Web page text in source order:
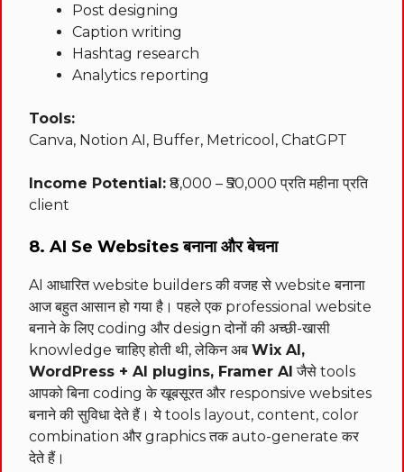
Post designing
Caption writing
Hashtag research
Analytics reporting
Tools:
Canva, Notion AI, Buffer, Metricool, ChatGPT
Income Potential: ₹8,000 – ₹50,000 प्रति महीना प्रति
client
8. AI Se Websites बनाना और बेचना
AI आधारित website builders की वजह से website बनाना
आज बहुत आसान हो गया है। पहले एक professional website
बनाने के लिए coding और design दोनों की अच्छी-खासी
knowledge चाहिए होती थी, लेकिन अब Wix AI,
WordPress + AI plugins, Framer AI जैसे tools
आपको बिना coding के खूबसूरत और responsive websites
बनाने की सुविधा देते हैं। ये tools layout, content, color
combination और graphics तक auto-generate कर
देते हैं।